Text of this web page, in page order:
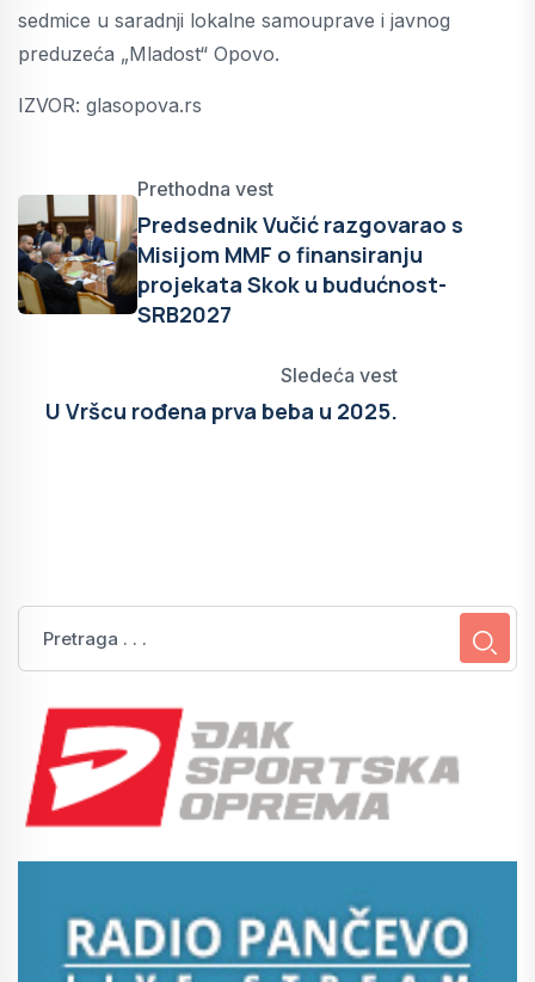
sedmice u saradnji lokalne samouprave i javnog
preduzeća „Mladost“ Opovo.
IZVOR: glasopova.rs
Prethodna vest
Predsednik Vučić razgovarao s
Misijom MMF o finansiranju
projekata Skok u budućnost-
SRB2027
Sledeća vest
U Vršcu rođena prva beba u 2025.